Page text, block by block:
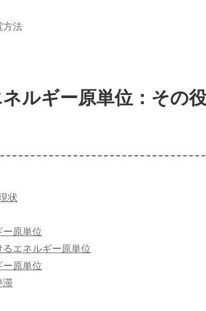
方法
ルギー原単位：その
状
ー原単位
エネルギー原単位
ー原単位
滞